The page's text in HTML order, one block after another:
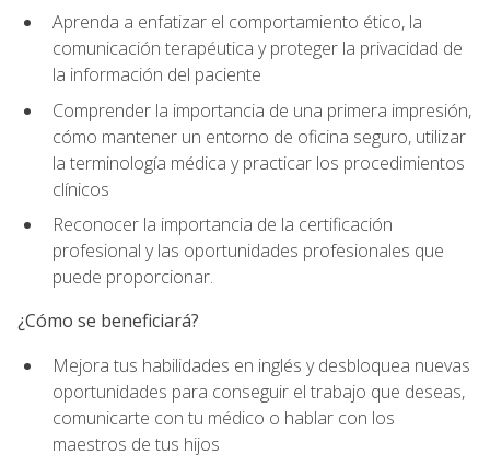
Aprenda a enfatizar el comportamiento ético, la
comunicación terapéutica y proteger la privacidad de
la información del paciente
Comprender la importancia de una primera impresión,
cómo mantener un entorno de oficina seguro, utilizar
la terminología médica y practicar los procedimientos
clínicos
Reconocer la importancia de la certificación
profesional y las oportunidades profesionales que
puede proporcionar.
¿Cómo se beneficiará?
Mejora tus habilidades en inglés y desbloquea nuevas
oportunidades para conseguir el trabajo que deseas,
comunicarte con tu médico o hablar con los
maestros de tus hijos